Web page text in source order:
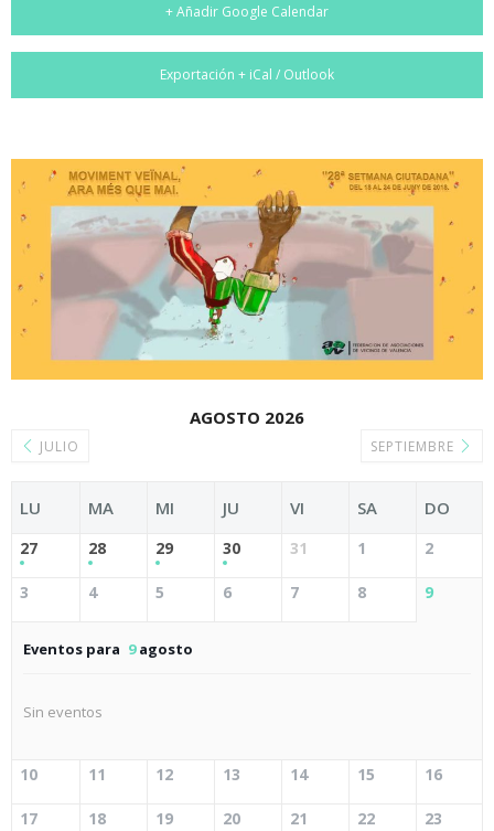
+ Añadir Google Calendar
Exportación + iCal / Outlook
JULIO
AGOSTO 2026
SEPTIEMBRE
LU MA MI JU VI SA DO
27 28 29 30 31 1 2
3 4 5 6 7 8 9
Eventos para 9agosto
Sin eventos
10 11 12 13 14 15 16
17 18 19 20 21 22 23